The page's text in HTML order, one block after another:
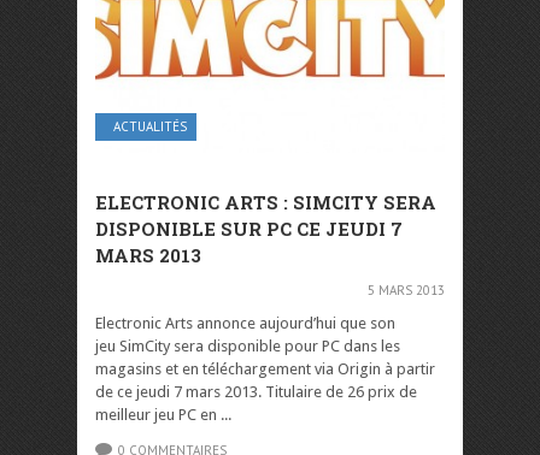
ACTUALITÉS
ELECTRONIC ARTS : SIMCITY SERA
DISPONIBLE SUR PC CE JEUDI 7
MARS 2013
5 MARS 2013
Electronic Arts annonce aujourd’hui que son
jeu SimCity sera disponible pour PC dans les
magasins et en téléchargement via Origin à partir
de ce jeudi 7 mars 2013. Titulaire de 26 prix de
meilleur jeu PC en ...
0 COMMENTAIRES